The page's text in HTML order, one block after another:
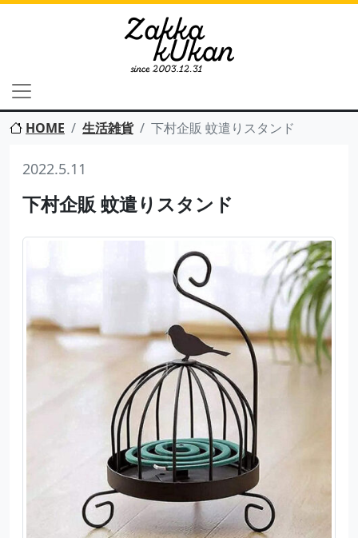
HOME 生活雑貨 下村企販 蚊遣りスタンド
2022.5.11
下村企販 蚊遣りスタンド